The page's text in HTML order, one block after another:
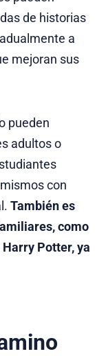
de historias
a
mejoran sus
pueden
adultos o
con
También es
como
Potter, ya